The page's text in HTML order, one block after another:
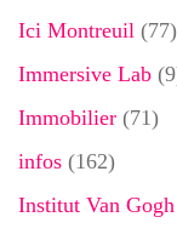
Ici Montreuil (77)
Immersive Lab
Immobilier (71)
infos (162)
Institut Van Gogh